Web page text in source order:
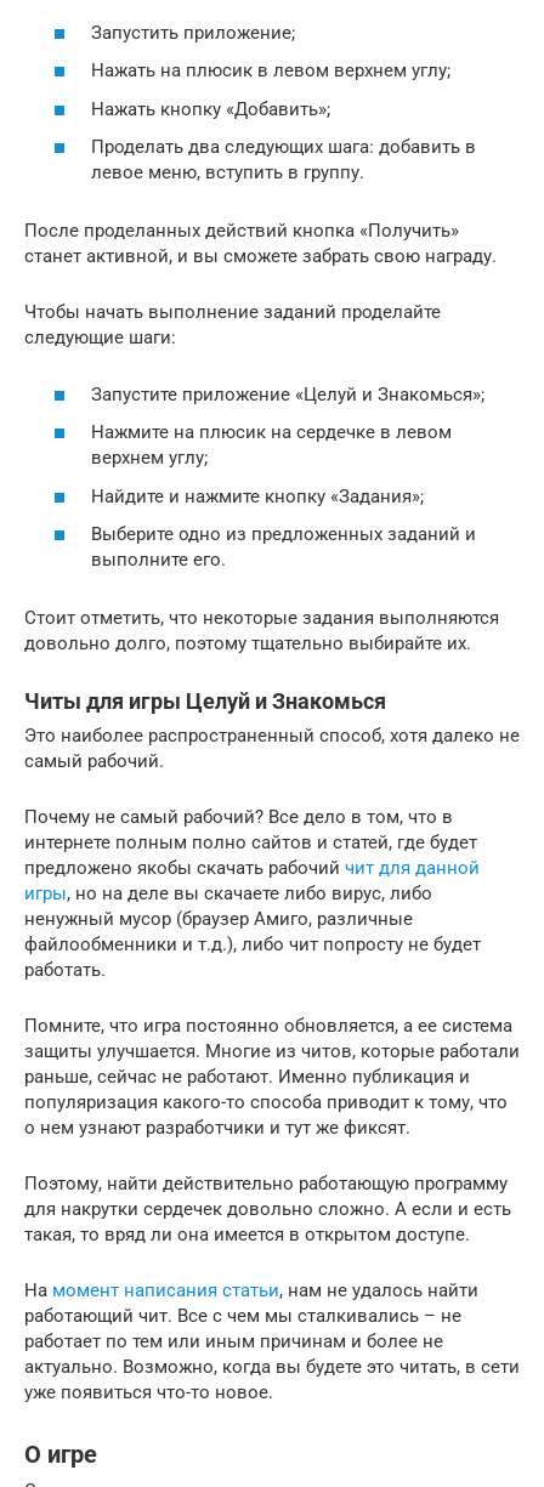
Запустить приложение;
Нажать на плюсик в левом верхнем углу;
Нажать кнопку «Добавить»;
Проделать два следующих шага: добавить в
левое меню, вступить в группу.
После проделанных действий кнопка «Получить»
станет активной, и вы сможете забрать свою награду.
Чтобы начать выполнение заданий проделайте
следующие шаги:
Запустите приложение «Целуй и Знакомься»;
Нажмите на плюсик на сердечке в левом
верхнем углу;
Найдите и нажмите кнопку «Задания»;
Выберите одно из предложенных заданий и
выполните его.
Стоит отметить, что некоторые задания выполняются
довольно долго, поэтому тщательно выбирайте их.
Читы для игры Целуй и Знакомься
Это наиболее распространенный способ, хотя далеко не
самый рабочий.
Почему не самый рабочий? Все дело в том, что в
интернете полным полно сайтов и статей, где будет
предложено якобы скачать рабочий чит для данной
игры, но на деле вы скачаете либо вирус, либо
ненужный мусор (браузер Амиго, различные
файлообменники и т.д.), либо чит попросту не будет
работать.
Помните, что игра постоянно обновляется, а ее система
защиты улучшается. Многие из читов, которые работали
раньше, сейчас не работают. Именно публикация и
популяризация какого-то способа приводит к тому, что
о нем узнают разработчики и тут же фиксят.
Поэтому, найти действительно работающую программу
для накрутки сердечек довольно сложно. А если и есть
такая, то вряд ли она имеется в открытом доступе.
На момент написания статьи, нам не удалось найти
работающий чит. Все с чем мы сталкивались – не
работает по тем или иным причинам и более не
актуально. Возможно, когда вы будете это читать, в сети
уже появиться что-то новое.
О игре